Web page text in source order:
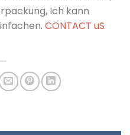
Ich kann
CONTACT uS